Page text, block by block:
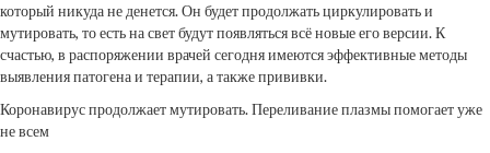
который никуда не денется. Он будет продолжать циркулировать и
мутировать, то есть на свет будут появляться всё новые его версии. К
счастью, в распоряжении врачей сегодня имеются эффективные методы
выявления патогена и терапии, а также прививки.
Коронавирус продолжает мутировать. Переливание плазмы помогает уже
не всем